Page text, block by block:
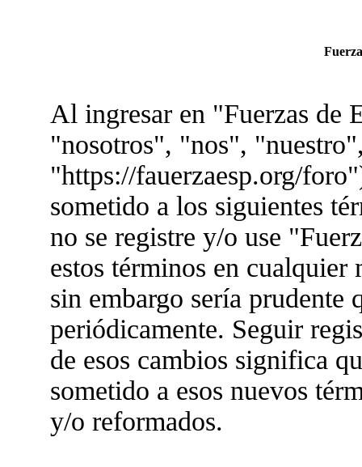
Al ingresar en "Fuerzas de
"nosotros", "nos",
"https://fauerzaesp.org/
sometido a los siguientes
no se registre y/o use
estos términos en
sin embargo sería prudente
periódicamente. Seguir
de esos cambios significa
sometido a esos nuevos
y/o reformados.